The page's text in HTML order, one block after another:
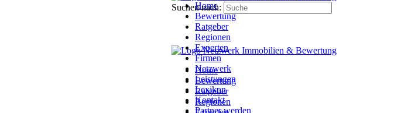
Home
Bewertung
Ratgeber
Regionen
Experten
Firmen
Netzwerk
Leistungen
Lexikon
Kontakt
Partner werden
Suchen nach:
Home
Bewertung
Ratgeber
Regionen